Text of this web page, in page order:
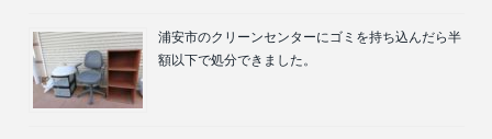
浦安市のクリーンセンターにゴミを持ち込んだら半
額以下で処分できました。